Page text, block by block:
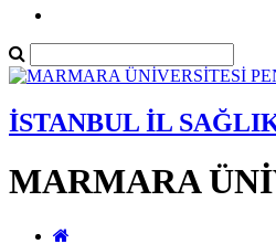
İSTANBUL İL
MARMARA